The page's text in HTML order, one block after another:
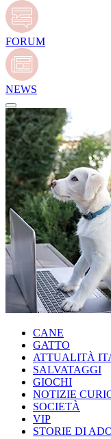
FORUM
NEWS
CANE
GATTO
ATTUALITÀ
SALVATAGGI
GIOCHI
NOTIZIE
SOCIETÀ
VIP
STORIE DI